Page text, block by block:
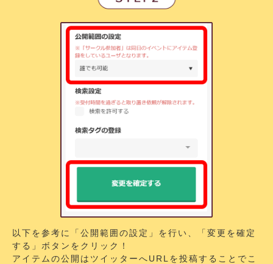
以下を参考に「公開範囲の設定」を行い、「変更を確定
する」ボタンをクリック！
アイテムの公開はツイッターへURLを投稿することでこ